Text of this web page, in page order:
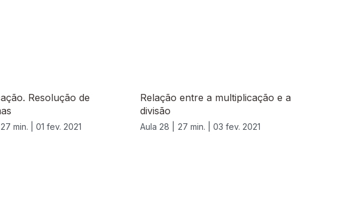
Resolução de
27 min. | 01 fev. 2021
Relação entre a multiplicação e a
divisão
Aula 28 | 27 min. | 03 fev. 2021